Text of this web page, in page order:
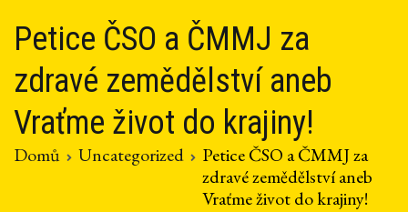
Petice ČSO a ČMMJ za
zdravé zemědělství aneb
Vraťme život do krajiny!
Domů Uncategorized
Petice ČSO a ČMMJ za
zdravé zemědělství aneb
Vraťme život do krajiny!